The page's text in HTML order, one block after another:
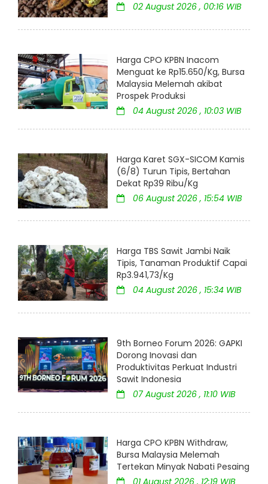
02 August 2026 , 00:16 WIB
Harga CPO KPBN Inacom
Menguat ke Rp15.650/Kg, Bursa
Malaysia Melemah akibat
Prospek Produksi
04 August 2026 , 10:03 WIB
Harga Karet SGX-SICOM Kamis
(6/8) Turun Tipis, Bertahan
Dekat Rp39 Ribu/Kg
06 August 2026 , 15:54 WIB
Harga TBS Sawit Jambi Naik
Tipis, Tanaman Produktif Capai
Rp3.941,73/Kg
04 August 2026 , 15:34 WIB
9th Borneo Forum 2026: GAPKI
Dorong Inovasi dan
Produktivitas Perkuat Industri
Sawit Indonesia
07 August 2026 , 11:10 WIB
Harga CPO KPBN Withdraw,
Bursa Malaysia Melemah
Tertekan Minyak Nabati Pesaing
01 August 2026 , 12:19 WIB